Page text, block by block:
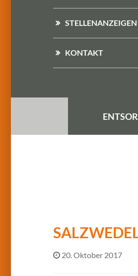
STELLENANZEIGEN
KONTAKT
20. Oktober 2017